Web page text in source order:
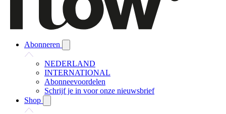
Abonneren
NEDERLAND
INTERNATIONAL
Abonneevoordelen
Schrijf je in voor onze nieuwsbrief
Shop